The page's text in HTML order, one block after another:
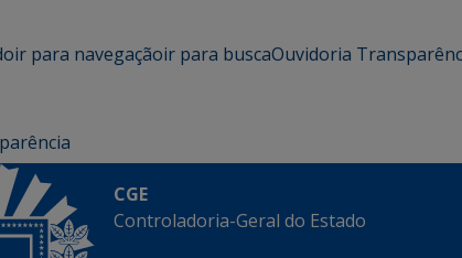
ir para navegaçãoir para buscaOuvidoria
CGE
Controladoria-Geral do Estado